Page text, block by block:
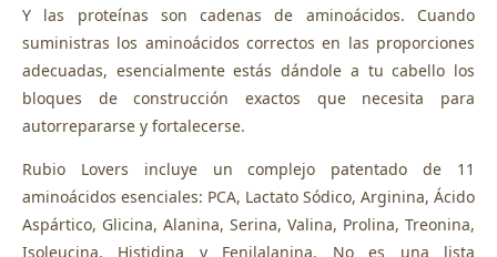
Y las proteínas son cadenas de aminoácidos. Cuando
suministras los aminoácidos correctos en las proporciones
adecuadas, esencialmente estás dándole a tu cabello los
bloques de construcción exactos que necesita para
autorrepararse y fortalecerse.
Rubio Lovers incluye un complejo patentado de 11
aminoácidos esenciales: PCA, Lactato Sódico, Arginina, Ácido
Aspártico, Glicina, Alanina, Serina, Valina, Prolina, Treonina,
Isoleucina, Histidina y Fenilalanina. No es una lista